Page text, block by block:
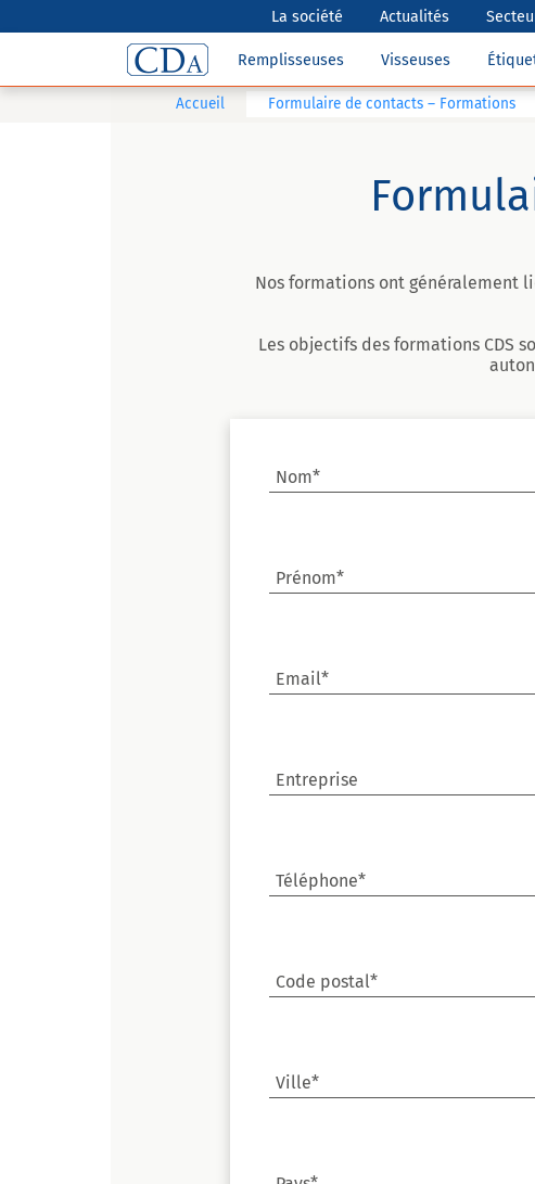
La société Actualités
Remplisseuses Visseuses
Accueil Formulaire de contacts – Formations
Nos formations ont généralement
Les objectifs des formations CDS
Nom*
Prénom*
Email*
Entreprise
Téléphone*
Code postal*
Ville*